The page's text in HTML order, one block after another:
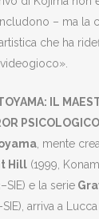
– ma la
che ha
IL
, mente
Hill (1999,
e la serie
arriva a